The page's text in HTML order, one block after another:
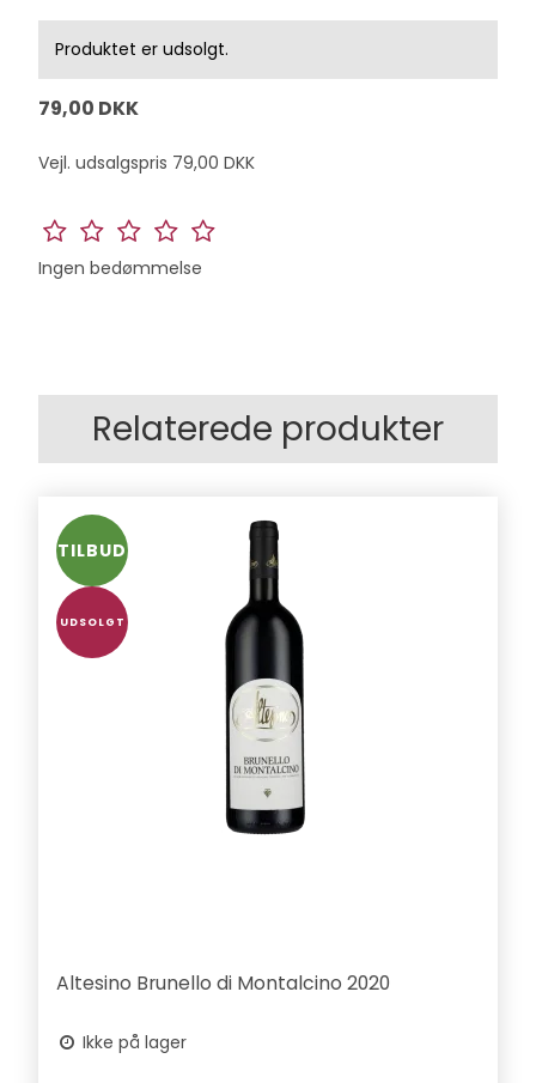
Produktet er udsolgt.
79,00 DKK
Vejl. udsalgspris 79,00 DKK
Ingen bedømmelse
Relaterede produkter
TILBUD
UDSOLGT
Altesino Brunello di Montalcino 2020
Ikke på lager